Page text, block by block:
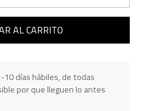
AL CARRITO
días hábiles, de todas
por que lleguen lo antes